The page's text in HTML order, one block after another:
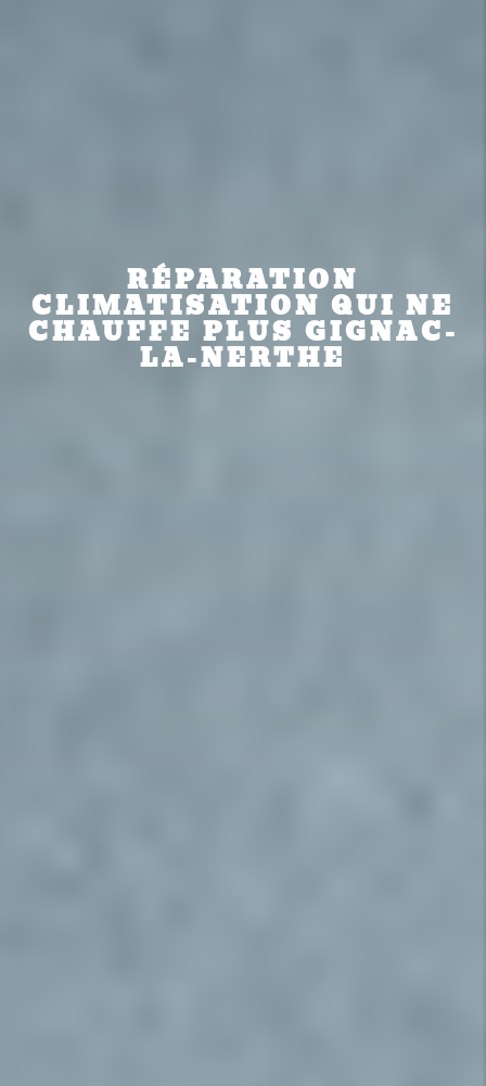
RÉPARATION
CLIMATISATION QUI NE
CHAUFFE PLUS GIGNAC-
LA-NERTHE